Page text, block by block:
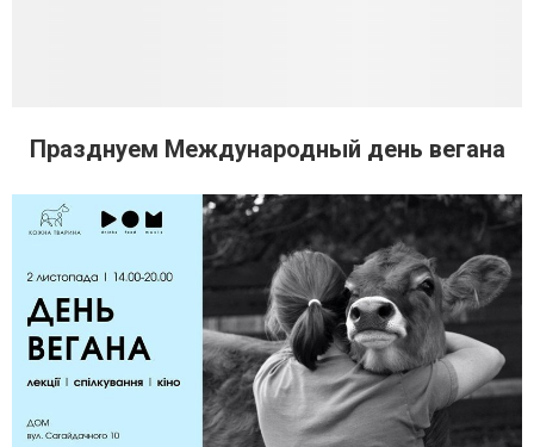
Празднуем Международный день вегана